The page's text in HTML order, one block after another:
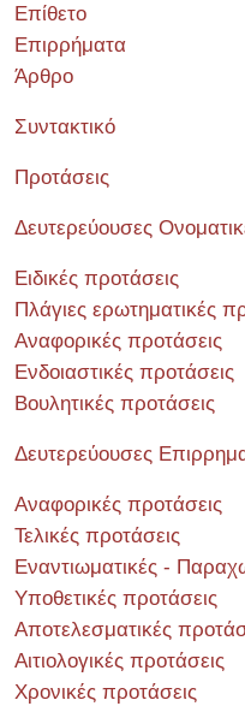
Επίθετο
Επιρρήματα
Άρθρο
Συντακτικό
Προτάσεις
Δευτερεύουσες
Ειδικές προτάσεις
Πλάγιες ερωτηματικές
Αναφορικές προτάσεις
Ενδοιαστικές προτάσεις
Βουλητικές προτάσεις
Δευτερεύουσες
Αναφορικές προτάσεις
Τελικές προτάσεις
Εναντιωματικές -
Υποθετικές προτάσεις
Αποτελεσματικές
Αιτιολογικές προτάσεις
Χρονικές προτάσεις